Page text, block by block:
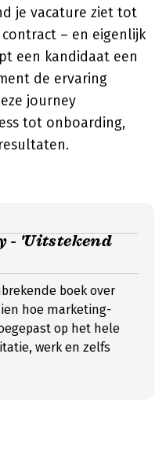
je vacature ziet tot
– en eigenlijk
een kandidaat een
de ervaring
journey
tot onboarding,
- 'Uitstekend
boek over
hoe marketing-
op het hele
werk en zelfs